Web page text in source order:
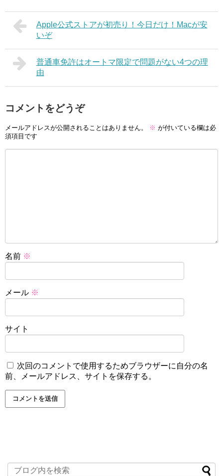
Apple公式ストアが初売り！今日だけ！Macが安
いぞ
普通車免許はオートマ限定で問題がない4つの理
由
コメントをどうぞ
メールアドレスが公開されることはありません。 ※ が付いている欄は必
須項目です
名前 ※
メール ※
サイト
次回のコメントで使用するためブラウザーに自分の名
前、メールアドレス、サイトを保存する。